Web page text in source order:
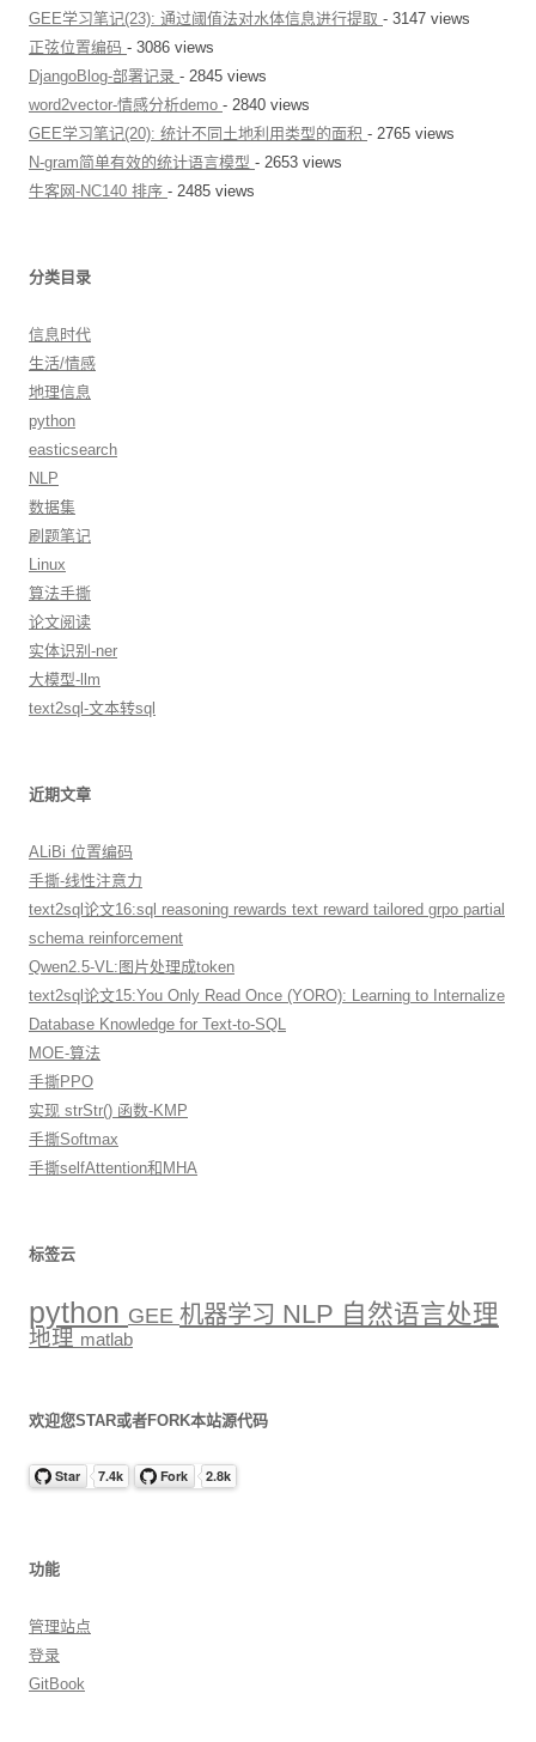
GEE学习笔记(23): 通过阈值法对水体信息进行提取 - 3147 views
正弦位置编码 - 3086 views
DjangoBlog-部署记录 - 2845 views
word2vector-情感分析demo - 2840 views
GEE学习笔记(20): 统计不同土地利用类型的面积 - 2765 views
N-gram简单有效的统计语言模型 - 2653 views
牛客网-NC140 排序 - 2485 views
分类目录
信息时代
生活/情感
地理信息
python
easticsearch
NLP
数据集
刷题笔记
Linux
算法手撕
论文阅读
实体识别-ner
大模型-llm
text2sql-文本转sql
近期文章
ALiBi 位置编码
手撕-线性注意力
text2sql论文16:sql reasoning rewards text reward tailored grpo partial
schema reinforcement
Qwen2.5-VL:图片处理成token
text2sql论文15:You Only Read Once (YORO): Learning to Internalize
Database Knowledge for Text-to-SQL
MOE-算法
手撕PPO
实现 strStr() 函数-KMP
手撕Softmax
手撕selfAttention和MHA
标签云
python GEE 机器学习 NLP 自然语言处理
地理 matlab
欢迎您STAR或者FORK本站源代码
功能
管理站点
登录
GitBook